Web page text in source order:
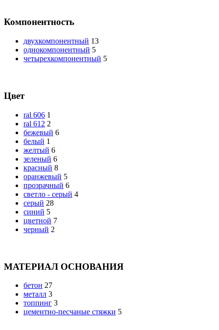
Компонентность
двухкомпонентный 13
однокомпонентный 5
четырехкомпонентный 5
Цвет
ral 606 1
ral 612 2
бежевый 6
белый 1
желтый 6
зеленый 6
красный 8
оранжевый 5
прозрачный 6
светло - серый 4
серый 28
синий 5
цветной 7
черный 2
МАТЕРИАЛ ОСНОВАНИЯ
бетон 27
металл 3
топпинг 3
цементно-песчаные стяжки 5